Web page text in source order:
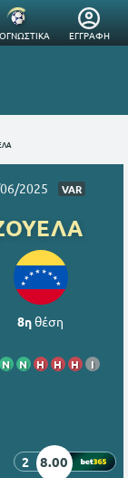
ΕΓΓΡΑΦΗ
2025 VAR
8ηθέση
Ν Ν Η Η Η Ι
2 8.00